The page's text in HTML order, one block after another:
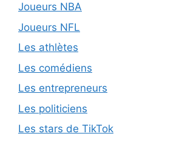
Joueurs NBA
Joueurs NFL
Les athlètes
Les comédiens
Les entrepreneurs
Les politiciens
Les stars de TikTok